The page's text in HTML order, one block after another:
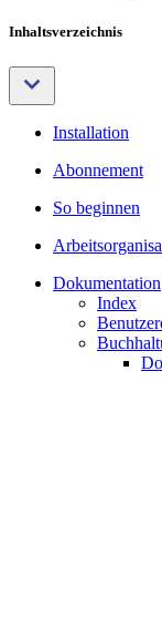
Inhaltsverzeichnis
Installation
Abonnement
So beginnen
Dokumentation
Index